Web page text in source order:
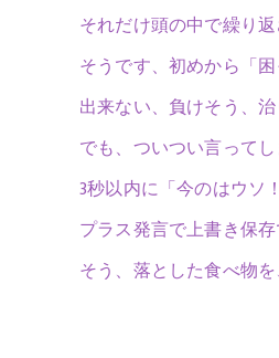
それだけ頭の中で繰り
そうです、初めから「
出来ない、負けそう、
でも、ついつい言って
3秒以内に「今のはウソ
プラス発言で上書き保存
そう、落とした食べ物